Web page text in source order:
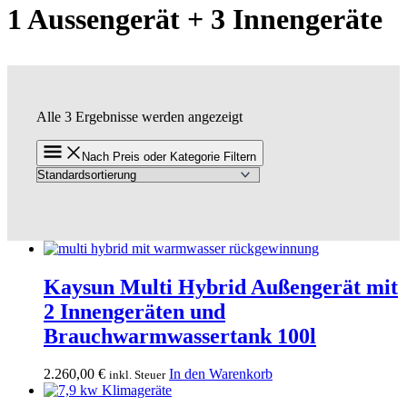
1 Aussengerät + 3 Innengeräte
Alle 3 Ergebnisse werden angezeigt
Nach Preis oder Kategorie Filtern
Kaysun Multi Hybrid Außengerät mit
2 Innengeräten und
Brauchwarmwassertank 100l
2.260,00 € inkl. Steuer In den Warenkorb